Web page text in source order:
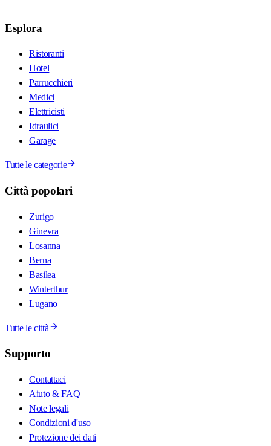
Esplora
Ristoranti
Hotel
Parrucchieri
Medici
Elettricisti
Idraulici
Garage
Tutte le categorie
Città popolari
Zurigo
Ginevra
Losanna
Berna
Basilea
Winterthur
Lugano
Tutte le città
Supporto
Contattaci
Aiuto & FAQ
Note legali
Condizioni d'uso
Protezione dei dati